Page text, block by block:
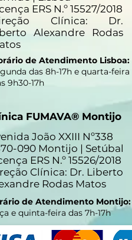
ERS N.º 15527/2018
Clínica: Dr.
Alexandre Rodas
de Atendimento Lisboa:
das 8h-17h e quarta-feira
9h30-17h
FUMAVA® Montijo
João XXIII Nº338
090 Montijo | Setúbal
ERS N.º 15526/2018
Clínica: Dr. Liberto
Rodas Matos
de Atendimento Montijo:
e quinta-feira das 7h-17h